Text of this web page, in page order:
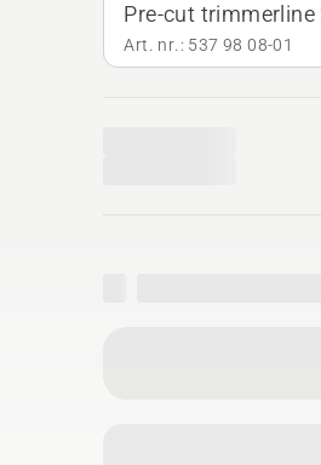
Pre-cut trimmerline
Art. nr.: 537 98 08‑01